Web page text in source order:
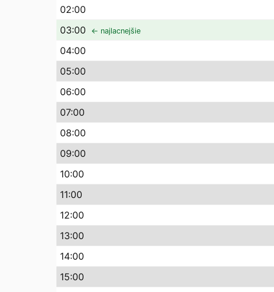
02:00
03:00 ← najlacnejšie
04:00
05:00
06:00
07:00
08:00
09:00
10:00
11:00
12:00
13:00
14:00
15:00